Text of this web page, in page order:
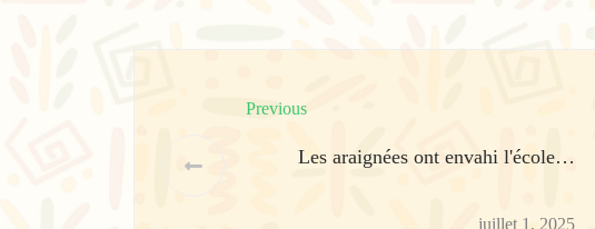
Previous
Les araignées ont envahi l'école…
juillet 1, 2025